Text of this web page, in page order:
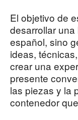
El objetivo de
desarrollar
español, sino
ideas,
crear una
presente
las piezas y la
contenedor